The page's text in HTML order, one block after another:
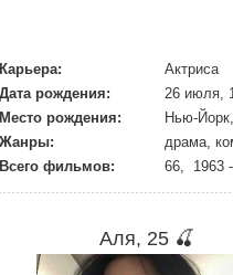
Карьера:
Актриса
Дата рождения:
26 июля,
Место рождения:
Нью-
Жанры:
драма,
Всего фильмов:
66, 1963
Аля, 25 🍒